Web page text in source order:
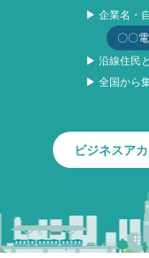
▶ 企業名・
〇〇
▶ 沿線住民
▶ 全国から
ビジネスア